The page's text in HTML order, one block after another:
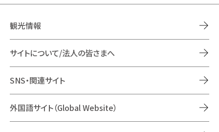
観光情報
サイトについて/法人の皆さまへ
SNS・関連サイト
外国語サイト（Global Website）